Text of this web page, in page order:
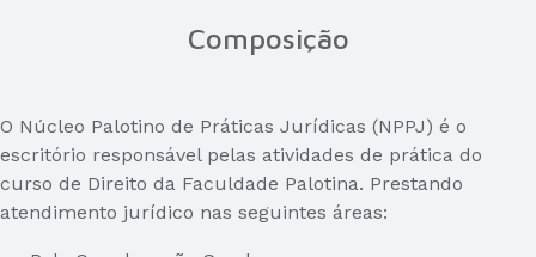
Composição
O Núcleo Palotino de Práticas Jurídicas (NPPJ) é o
escritório responsável pelas atividades de prática do
curso de Direito da Faculdade Palotina. Prestando
atendimento jurídico nas seguintes áreas: